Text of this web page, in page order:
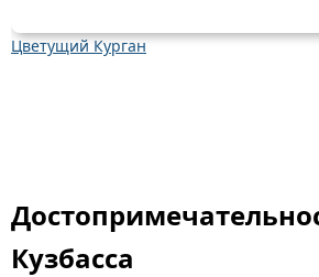
Цветущий Курган
Кузбасса